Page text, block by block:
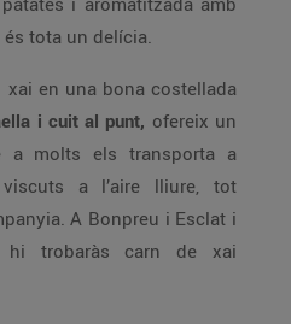
tota un delícia.
en una bona costellada
i cuit al punt, ofereix un
a molts els transporta a
viscuts a l’aire lliure, tot
A Bonpreu i Esclat i
hi trobaràs carn de xai